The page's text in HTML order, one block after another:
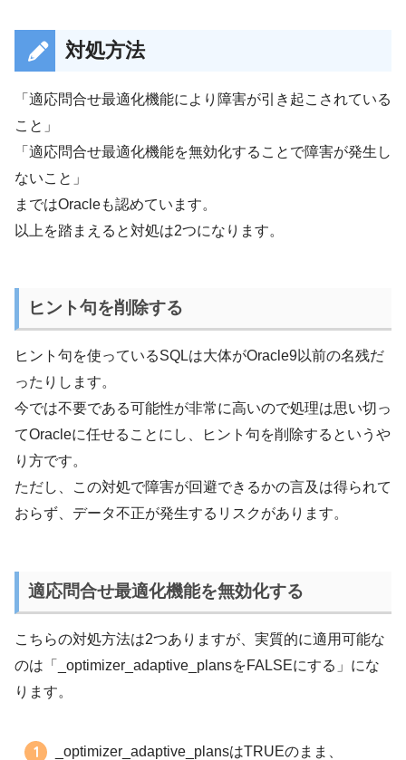
対処方法
「適応問合せ最適化機能により障害が引き起こされている
こと」
「適応問合せ最適化機能を無効化することで障害が発生し
ないこと」
まではOracleも認めています。
以上を踏まえると対処は2つになります。
ヒント句を削除する
ヒント句を使っているSQLは大体がOracle9以前の名残だ
ったりします。
今では不要である可能性が非常に高いので処理は思い切っ
てOracleに任せることにし、ヒント句を削除するというや
り方です。
ただし、この対処で障害が回避できるかの言及は得られて
おらず、データ不正が発生するリスクがあります。
適応問合せ最適化機能を無効化する
こちらの対処方法は2つありますが、実質的に適用可能な
のは「_optimizer_adaptive_plansをFALSEにする」にな
ります。
_optimizer_adaptive_plansはTRUEのまま、